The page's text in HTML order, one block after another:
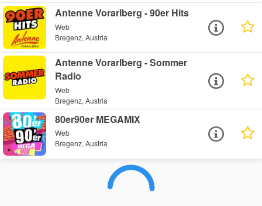
Antenne Vorarlberg - 90er Hits
Web
Bregenz, Austria
Antenne Vorarlberg - Sommer
Radio
Web
Bregenz, Austria
80er90er MEGAMIX
Web
Bregenz, Austria